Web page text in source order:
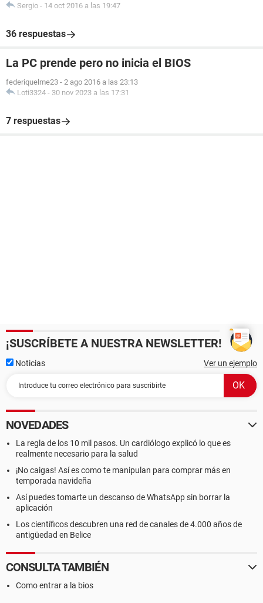
Sergio - 14 oct 2016 a las 19:47
36 respuestas
La PC prende pero no inicia el BIOS
federiquelme23 - 2 ago 2016 a las 23:13
Loti3324 - 30 nov 2023 a las 17:31
7 respuestas
¡SUSCRÍBETE A NUESTRA NEWSLETTER!
Noticias Ver un ejemplo
NOVEDADES
La regla de los 10 mil pasos. Un cardiólogo explicó lo que es
realmente necesario para la salud
¡No caigas! Así es como te manipulan para comprar más en
temporada navideña
Así puedes tomarte un descanso de WhatsApp sin borrar la
aplicación
Los científicos descubren una red de canales de 4.000 años de
antigüedad en Belice
CONSULTA TAMBIÉN
Como entrar a la bios